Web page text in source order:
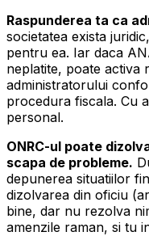
Raspunderea ta ca
societatea exista
pentru ea. Iar daca
neplatite, poate activa
administratorului
procedura fiscala. Cu
personal.
ONRC-ul poate
scapa de probleme.
depunerea situatiilor
dizolvarea din oficiu
bine, dar nu rezolva
amenzile raman, si tu